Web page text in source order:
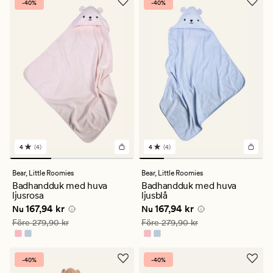
-40%
4
omdömen
med
ett
genomsnittligt
betyg
på
4
4 (4)
Bear, Little Roomies
Badhandduk med huva
ljusrosa
Nuvarande pris
Nu 167,94 kr
Ordinarie pris 279,90 kr
Före279,90 kr
-40%
4
omdömen
med
ett
genomsnittligt
betyg
på
4
4 (4)
Bear, Little Roomies
Badhandduk med huva
ljusblå
Nuvarande pris
Nu 167,94 kr
Ordinarie pris 279,90 kr
Före279,90 kr
-40% -40%